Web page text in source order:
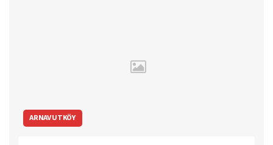
ARNAVUTKÖY